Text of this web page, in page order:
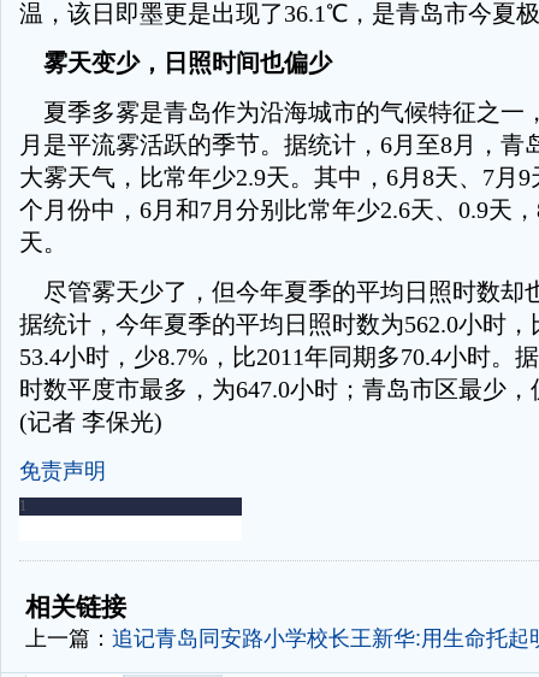
温，该日即墨更是出现了36.1℃，是青岛市今夏
雾天变少，日照时间也偏少
夏季多雾是青岛作为沿海城市的气候特征之一
月是平流雾活跃的季节。据统计，6月至8月，青
大雾天气，比常年少2.9天。其中，6月8天、7月
个月份中，6月和7月分别比常年少2.6天、0.9天
天。
尽管雾天少了，但今年夏季的平均日照时数却
据统计，今年夏季的平均日照时数为562.0小时
53.4小时，少8.7%，比2011年同期多70.4小时。
时数平度市最多，为647.0小时；青岛市区最少，
(记者 李保光)
免责声明
-
相关链接
上一篇： 追记青岛同安路小学校长王新华:用生命托起